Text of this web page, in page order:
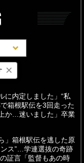
週間
に内定しました」“私
箱根駅伝を3回走った
か…迷いました」卒業
」箱根駅伝を逃した原
ス”…学連選抜の奇跡
証言「監督もあの時
×